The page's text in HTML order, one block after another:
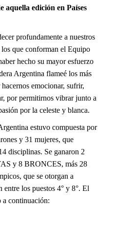
aquella edición en Países
profundamente a nuestros
los que conforman el Equipo
hecho su mayor esfuerzo
Argentina flameé los más
emocionar, sufrir,
por permitirnos vibrar junto a
por la celeste y blanca.
estuvo compuesta por
y 31 mujeres, que
disciplinas. Se ganaron 2
y 8 BRONCES, más 28
que se otorgan a
entre los puestos 4° y 8°. El
a continuación: